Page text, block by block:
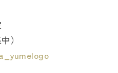
）